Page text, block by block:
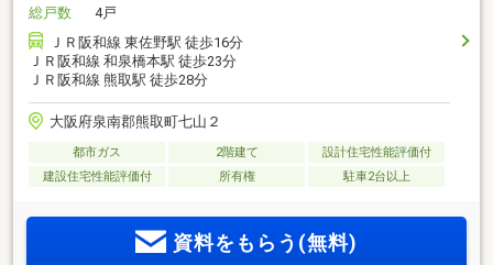
総戸数
4戸
ＪＲ阪和線 東佐野駅 徒歩16分
ＪＲ阪和線 和泉橋本駅 徒歩23分
ＪＲ阪和線 熊取駅 徒歩28分
大阪府泉南郡熊取町七山２
都市ガス 2階建て
設計住宅性能評価付
建設住宅性能評価付
所有権 駐車2台以上
資料をもらう(無料)